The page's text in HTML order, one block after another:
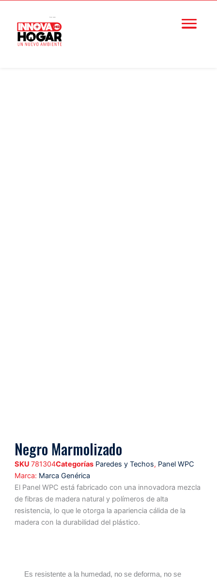
Negro Marmolizado
SKU 781304Categorías Paredes y Techos, Panel WPC
Marca: Marca Genérica
El Panel WPC está fabricado con una innovadora mezcla
de fibras de madera natural y polímeros de alta
resistencia, lo que le otorga la apariencia cálida de la
madera con la durabilidad del plástico.
Es resistente a la humedad, no se deforma, no se